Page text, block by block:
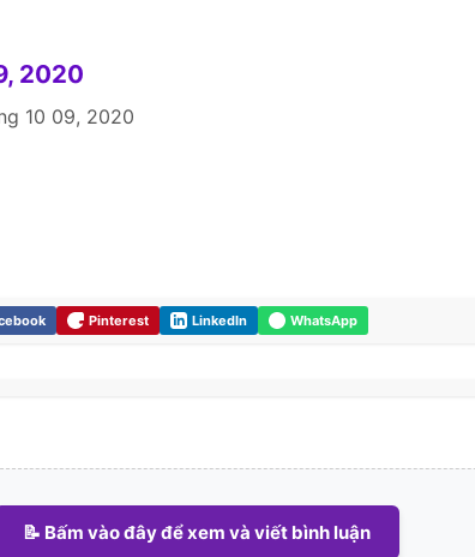
2020
10 09, 2020
Pinterest LinkedIn WhatsApp
📝 Bấm vào đây để xem và viết bình luận